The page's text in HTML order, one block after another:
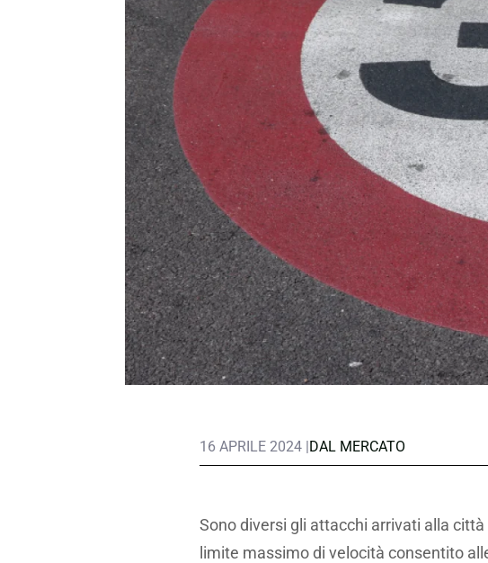
16 APRILE 2024 |DAL MERCATO
Sono diversi gli attacchi arrivati alla città
limite massimo di velocità consentito